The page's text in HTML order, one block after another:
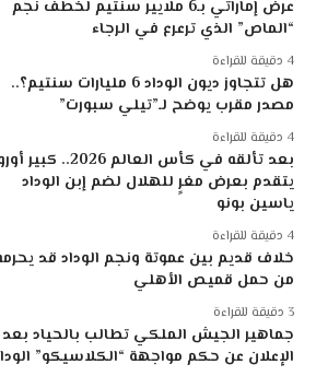
عرض إماراتي بـ6 ملايير سنتيم لخطف نجم
“الماص” الذي ترعرع في الرجاء
هل تتجاوز ديون الوداد 6 مليارات سنتيم؟..
مصدر مقرب يوضح لـ”تيلي سبورت”
بعد تألقه في كأس العالم 2026.. كبير أوروبا
يتقدم بعرض مغرٍ للهلال لضم إبن الوداد
ياسين بونو
خلاف قديم بين عموتة ونجم الوداد قد يحرمه
من حمل قميص الأهلي
جماهير الجيش الملكي تطالب بالحياد بعد
الإعلان عن حكم مواجهة “الكلاسيكو” الوداد